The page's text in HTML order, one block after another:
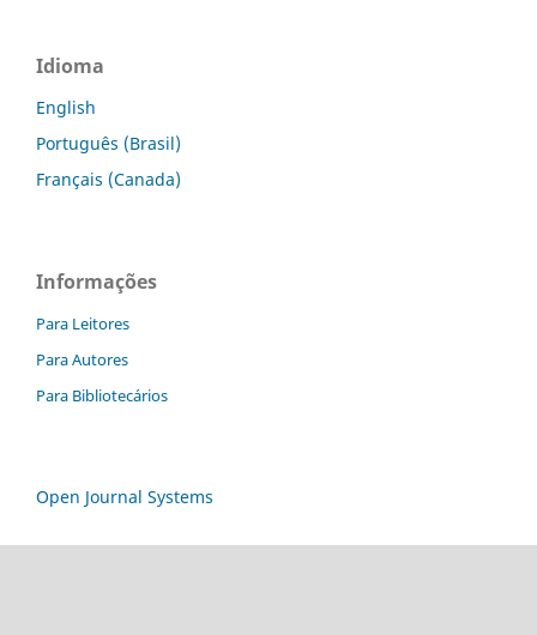
Idioma
English
Português (Brasil)
Français (Canada)
Informações
Para Leitores
Para Autores
Para Bibliotecários
Open Journal Systems